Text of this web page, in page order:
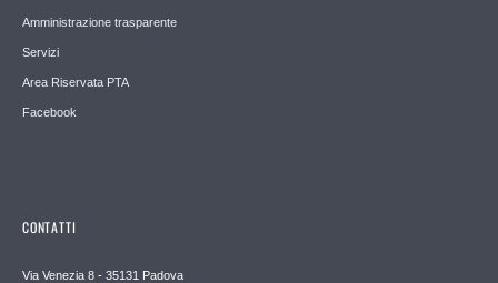
Amministrazione trasparente
Servizi
Area Riservata PTA
Facebook
CONTATTI
Via Venezia 8 - 35131 Padova